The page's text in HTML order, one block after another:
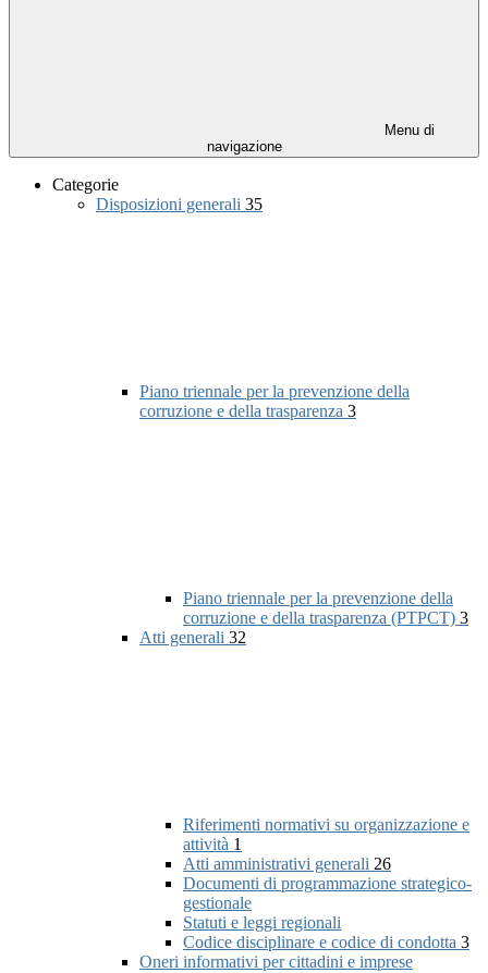
Menu di
navigazione
Categorie
Disposizioni generali 35
Piano triennale per la prevenzione della
corruzione e della trasparenza 3
Piano triennale per la prevenzione della
corruzione e della trasparenza (PTPCT) 3
Atti generali 32
Riferimenti normativi su organizzazione e
attività 1
Atti amministrativi generali 26
Documenti di programmazione strategico-
gestionale
Statuti e leggi regionali
Codice disciplinare e codice di condotta 3
Oneri informativi per cittadini e imprese